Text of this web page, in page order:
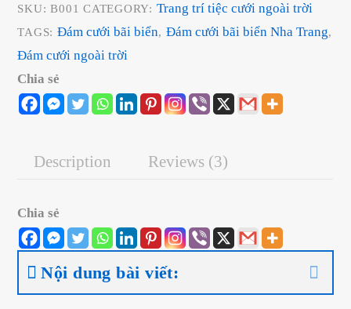
SKU:B001 CATEGORY: Trang trí tiệc cưới ngoài trời
TAGS: Đám cưới bãi biển, Đám cưới bãi biển Nha Trang,
Đám cưới ngoài trời
Chia sẻ
Description Reviews (3)
Chia sẻ
Nội dung bài viết: